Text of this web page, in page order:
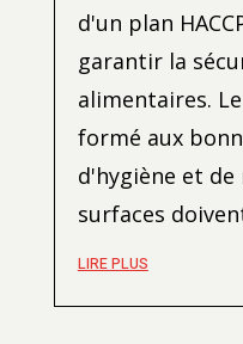
d'un plan
garantir la
alimentaires.
formé aux
d'hygiène et de
surfaces
LIRE PLUS